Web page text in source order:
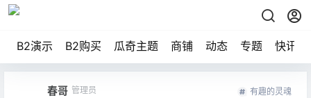
B2演示 B2购买 瓜奇主题 商铺 动态 专题 快讯
春哥 管理员
有趣的灵魂